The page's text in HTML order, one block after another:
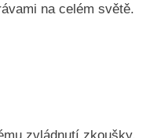
na celém světě.